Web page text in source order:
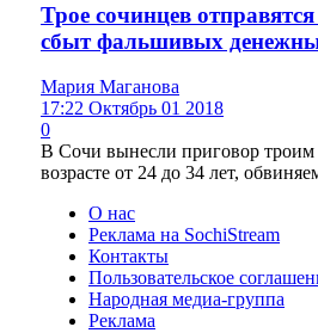
Трое сочинцев
сбыт фальшивых
Мария Маганова
17:22 Октябрь 01 2018
0
В Сочи вынесли приговор
возрасте от 24 до 34 лет,
О нас
Реклама на SochiStream
Контакты
Пользовательское
Народная медиа-группа
Реклама